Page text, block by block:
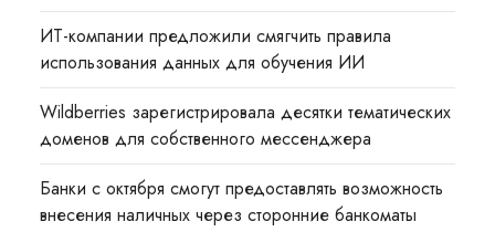
ИТ-компании предложили смягчить правила
использования данных для обучения ИИ
Wildberries зарегистрировала десятки тематических
доменов для собственного мессенджера
Банки с октября смогут предоставлять возможность
внесения наличных через сторонние банкоматы